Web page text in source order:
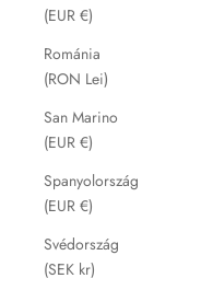
(EUR €)
Románia
(RON Lei)
San Marino
(EUR €)
Spanyolország
(EUR €)
Svédország
(SEK kr)